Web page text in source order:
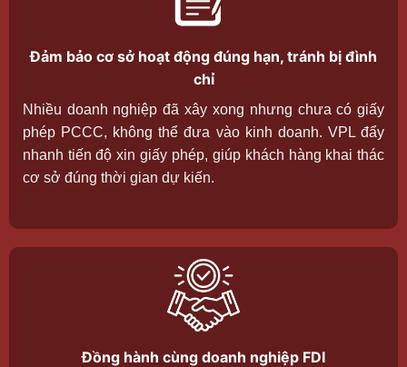
Đảm bảo cơ sở hoạt động đúng hạn, tránh bị đình
chỉ
Nhiều doanh nghiệp đã xây xong nhưng chưa có giấy
phép PCCC, không thể đưa vào kinh doanh. VPL đẩy
nhanh tiến độ xin giấy phép, giúp khách hàng khai thác
cơ sở đúng thời gian dự kiến.
Đồng hành cùng doanh nghiệp FDI